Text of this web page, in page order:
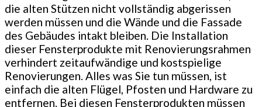
die alten Stützen nicht vollständig abgerissen
werden müssen und die Wände und die Fassade
des Gebäudes intakt bleiben. Die Installation
dieser Fensterprodukte mit Renovierungsrahmen
verhindert zeitaufwändige und kostspielige
Renovierungen. Alles was Sie tun müssen, ist
einfach die alten Flügel, Pfosten und Hardware zu
entfernen. Bei diesen Fensterprodukten müssen